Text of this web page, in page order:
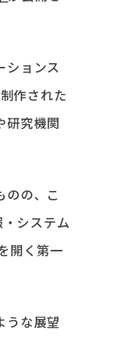
ションス
作された
研究機関
の、こ
システム
開く第一
うな展望